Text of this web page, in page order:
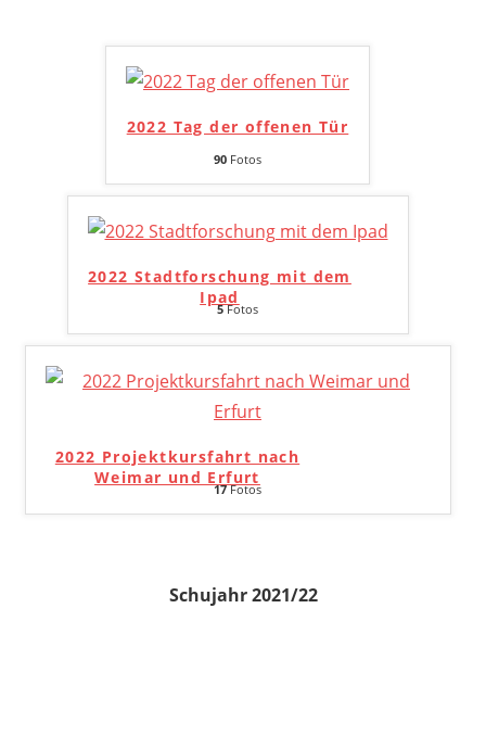
2022 Tag der offenen Tür
90 Fotos
2022 Stadtforschung mit dem
Ipad
5Fotos
2022 Projektkursfahrt nach
Weimar und Erfurt
17Fotos
Schujahr 2021/22